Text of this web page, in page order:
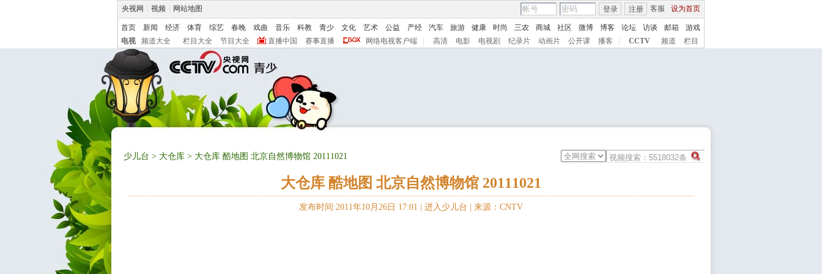
央视网 视频 网站地图 客服 设为首页
登录 注册
首页 新闻 经济 体育 综艺 春晚 戏曲 音乐 科教 青少 文化 艺术 公益 产经 汽车 旅游 健康 时尚 三农 商城 社区 微博 博客 论坛 访谈 邮箱
游戏
电视
频道大全 栏目大全 节目大全 直播中国 赛事直播 网络电视客户端 高清 电影 电视剧 纪录片 动画片 公开课 播客 CCTV 频道 栏目
少儿台 > 大仓库 > 大仓库 酷地图 北京自然博物馆 20111021
大仓库 酷地图 北京自然博物馆 20111021
发布时间:2011年10月26日 17:01 | 进入少儿台 来源：CNTV